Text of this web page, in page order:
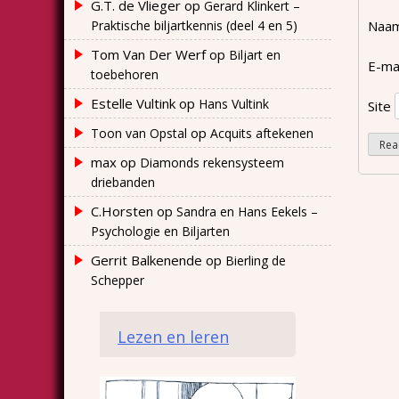
E-
Site
G.T. de Vlieger op Gerard Klinkert –
Praktische biljartkennis (deel 4 en 5)
Tom Van Der Werfop Biljart en
toebehoren
Estelle Vultink op Hans Vultink
Toon van Opstal op Acquits aftekenen
max op Diamonds rekensysteem
driebanden
C.Horsten op Sandra en Hans Eekels –
Psychologie en Biljarten
Gerrit Balkenende op Bierling de
Schepper
Lezen en leren